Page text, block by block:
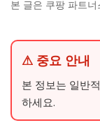
본 글은 쿠팡 파트
⚠ 중요 안내
본 정보는 일반
하세요.